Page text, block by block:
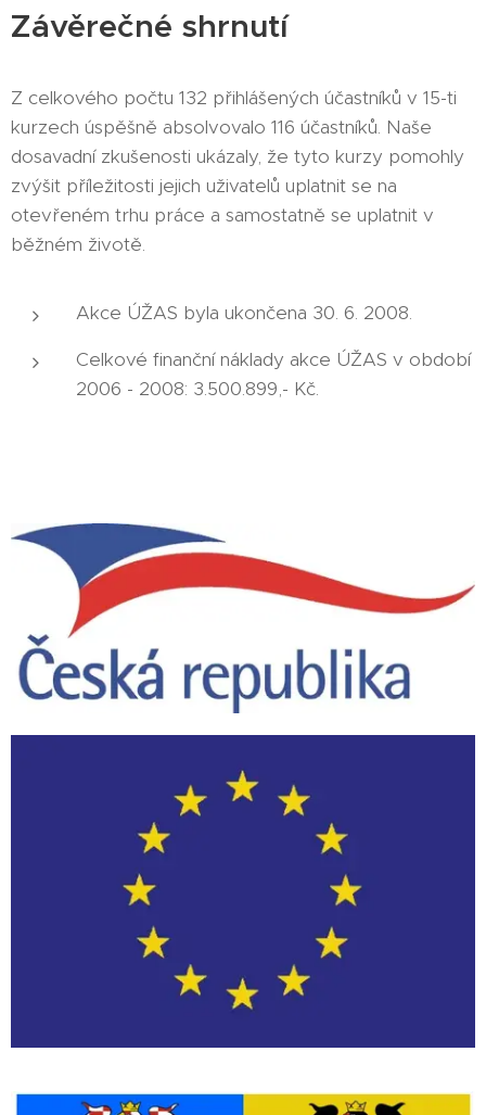
Závěrečné shrnutí
Z celkového počtu 132 přihlášených účastníků v 15-ti
kurzech úspěšně absolvovalo 116 účastníků. Naše
dosavadní zkušenosti ukázaly, že tyto kurzy pomohly
zvýšit příležitosti jejich uživatelů uplatnit se na
otevřeném trhu práce a samostatně se uplatnit v
běžném životě.
Akce ÚŽAS byla ukončena 30. 6. 2008.
Celkové finanční náklady akce ÚŽAS v období
2006 - 2008: 3.500.899,- Kč.